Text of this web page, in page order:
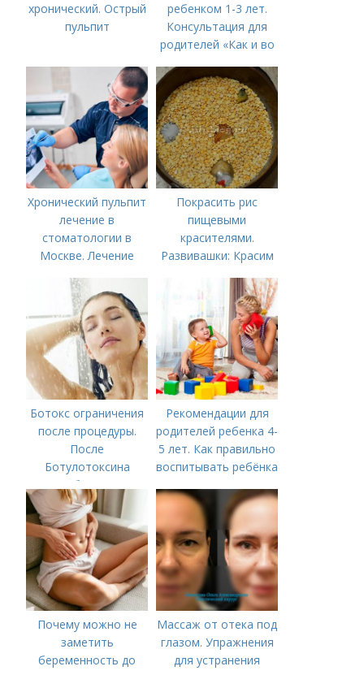
хронический. Острый
пульпит
ребенком 1-3 лет.
Консультация для
родителей «Как и во
ребенком от 1,5 до 3
лет»
Хронический пульпит
лечение в
стоматологии в
Москве. Лечение
Московской области
Покрасить рис
пищевыми
красителями.
Развивашки: Красим
сенсорных
коробочек.
Ботокс ограничения
после процедуры.
После
Ботулотоксина
необходимо
Рекомендации для
родителей ребенка 4-
5 лет. Как правильно
воспитывать ребёнка
Почему можно не
заметить
беременность до
Массаж от отека под
глазом. Упражнения
для устранения